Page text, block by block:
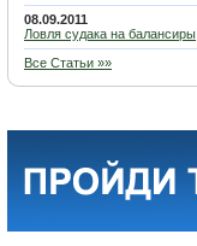
08.09.2011
Ловля судака на балансиры
Все Статьи »»